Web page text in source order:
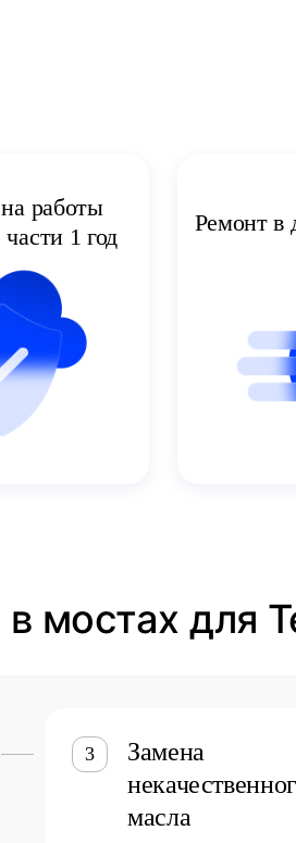
работы
1 год
Ремонт в
мостах для
3
Замена
масла